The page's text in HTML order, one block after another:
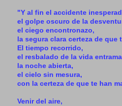
"Y al fin el accidente
el golpe oscuro de la
el ciego encontronazo,
la segura clara certeza de que
El tiempo recorrido,
el resbalado de la vida
la noche abierta,
el cielo sin mesura,
con la certeza de que te han
Venir del aire,